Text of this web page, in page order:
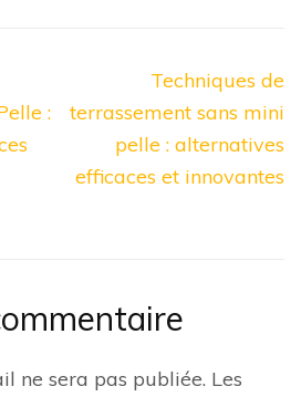
:
Techniques de
terrassement sans mini
pelle : alternatives
efficaces et innovantes
ne sera pas publiée. Les